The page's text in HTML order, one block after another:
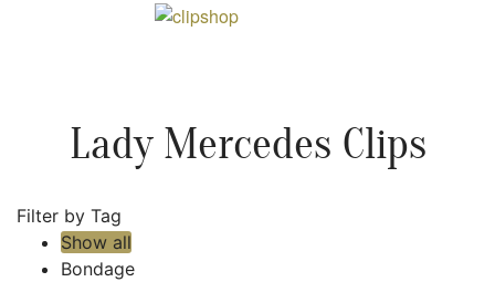
Lady Mercedes Clips
Filter by Tag
Show all
Bondage